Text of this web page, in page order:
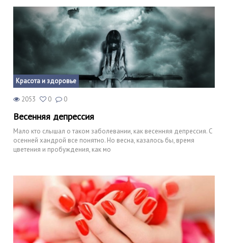
Красота и здоровье
2053 0 0
Весенняя депрессия
Мало кто слышал о таком заболевании, как весенняя депрессия. С
осенней хандрой все понятно. Но весна, казалось бы, время
цветения и пробуждения, как мо